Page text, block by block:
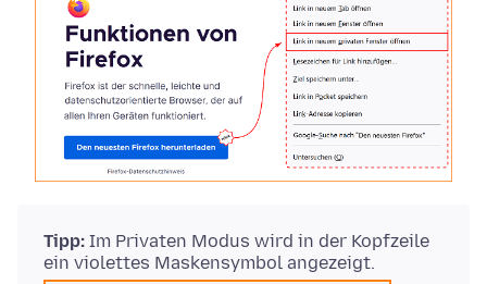
Tipp: Im Privaten Modus wird in der Kopfzeile
ein violettes Maskensymbol angezeigt.